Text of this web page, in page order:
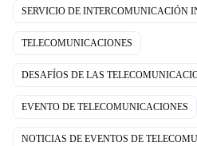
SERVICIO DE INTERCOMUNICACIÓN
TELECOMUNICACIONES
DESAFÍOS DE LAS
EVENTO DE TELECOMUNICACIONES
NOTICIAS DE EVENTOS DE